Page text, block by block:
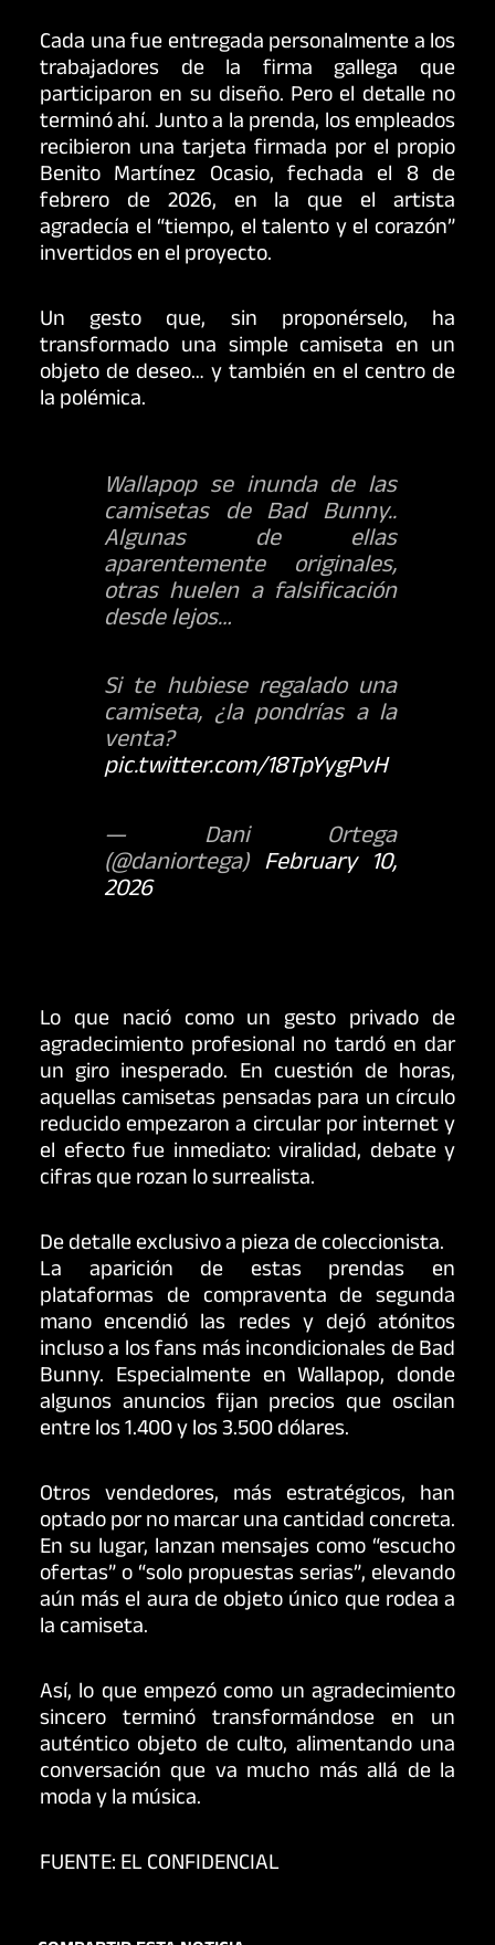
Cada una fue entregada personalmente a los
trabajadores de la firma gallega que
participaron en su diseño. Pero el detalle no
terminó ahí. Junto a la prenda, los empleados
recibieron una tarjeta firmada por el propio
Benito Martínez Ocasio, fechada el 8 de
febrero de 2026, en la que el artista
agradecía el “tiempo, el talento y el corazón”
invertidos en el proyecto.
Un gesto que, sin proponérselo, ha
transformado una simple camiseta en un
objeto de deseo… y también en el centro de
la polémica.
Wallapop se inunda de las
camisetas de Bad Bunny..
Algunas de ellas
aparentemente originales,
otras huelen a falsificación
desde lejos…
Si te hubiese regalado una
camiseta, ¿la pondrías a la
venta?
pic.twitter.com/18TpYygPvH
— Dani Ortega
(@daniortega) February 10,
2026
Lo que nació como un gesto privado de
agradecimiento profesional no tardó en dar
un giro inesperado. En cuestión de horas,
aquellas camisetas pensadas para un círculo
reducido empezaron a circular por internet y
el efecto fue inmediato: viralidad, debate y
cifras que rozan lo surrealista.
De detalle exclusivo a pieza de coleccionista.
La aparición de estas prendas en
plataformas de compraventa de segunda
mano encendió las redes y dejó atónitos
incluso a los fans más incondicionales de Bad
Bunny. Especialmente en Wallapop, donde
algunos anuncios fijan precios que oscilan
entre los 1.400 y los 3.500 dólares.
Otros vendedores, más estratégicos, han
optado por no marcar una cantidad concreta.
En su lugar, lanzan mensajes como “escucho
ofertas” o “solo propuestas serias”, elevando
aún más el aura de objeto único que rodea a
la camiseta.
Así, lo que empezó como un agradecimiento
sincero terminó transformándose en un
auténtico objeto de culto, alimentando una
conversación que va mucho más allá de la
moda y la música.
FUENTE: EL CONFIDENCIAL